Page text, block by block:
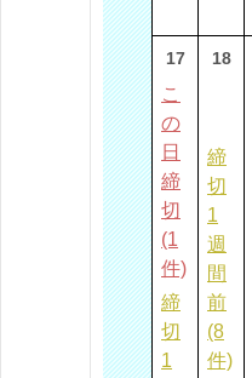
17
こ
の
日
締
切
(1
件)
締
切
1
18
締
切
1
週
間
前
(8
件)